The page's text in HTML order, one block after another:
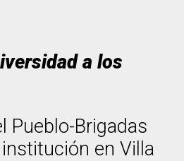
a los
Pueblo-Brigadas
en Villa